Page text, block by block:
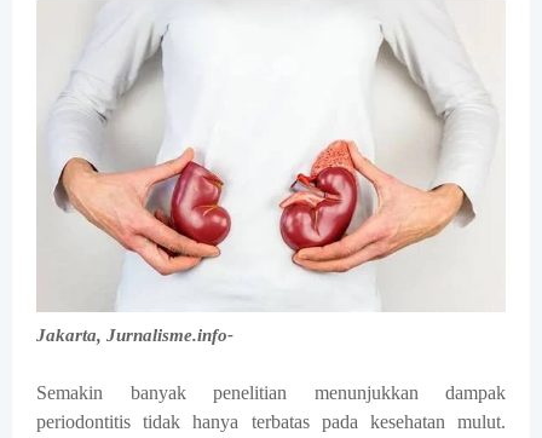
Jakarta, Jurnalisme.info-
Semakin banyak penelitian menunjukkan dampak
periodontitis tidak hanya terbatas pada kesehatan mulut.